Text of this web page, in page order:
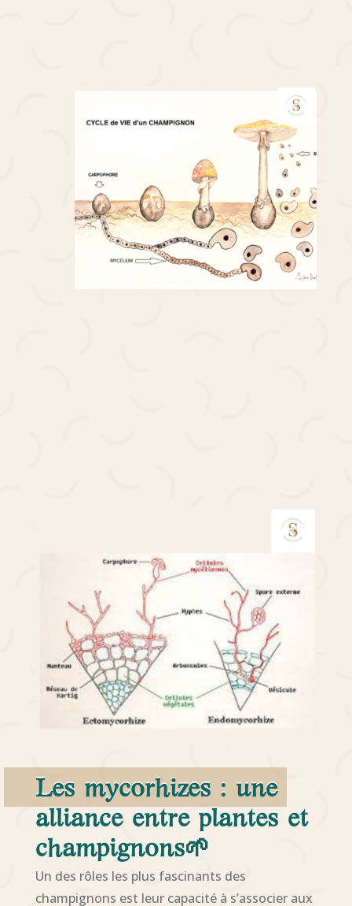
Les mycorhizes : une
alliance entre plantes et
champignons🌱
Un des rôles les plus fascinants des
champignons est leur capacité à s’associer aux